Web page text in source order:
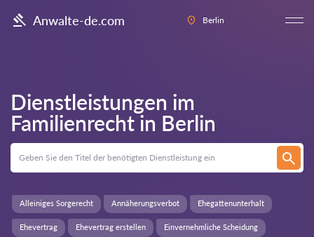
Anwalte-de.com Berlin
Dienstleistungen im
Familienrecht in Berlin
Alleiniges Sorgerecht Annäherungsverbot Ehegattenunterhalt
Ehevertrag Ehevertrag erstellen Einvernehmliche Scheidung